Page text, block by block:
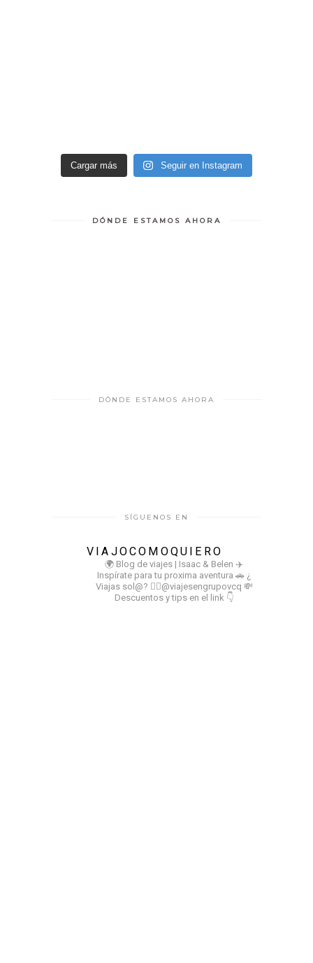
Cargar más Seguir en Instagram
DÓNDE ESTAMOS AHORA
DÓNDE ESTAMOS AHORA
SÍGUENOS EN
VIAJOCOMOQUIERO
🌍 Blog de viajes | Isaac & Belen ✈️
Inspírate para tu proxima aventura 🚗 ¿
Viajas sol@? 👉🏻@viajesengrupovcq 💸
Descuentos y tips en el link 👇